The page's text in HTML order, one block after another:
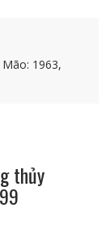
1963,
thủy